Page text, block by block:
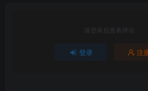
这次新版本发布是我们公司2021年开
请登录后发表评论
登录 注